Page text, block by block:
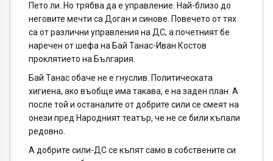
Пето ли..Но трябва да е управление. Най-близо до
неговите мечти са Доган и синове. Повечето от тях
са от различни управления на ДС, а почетният бе
наречен от шефа на Бай Танас-Иван Костов
проклятието на България.
Бай Танас обаче не е гнуслив. Политическата
хигиена, ако въобще има такава, е на заден план. А
после той и останалите от добрите сили се смеят на
онези пред Народният театър, че не се били къпали
редовно.
А добрите сили-ДС се къпят само в собствените си